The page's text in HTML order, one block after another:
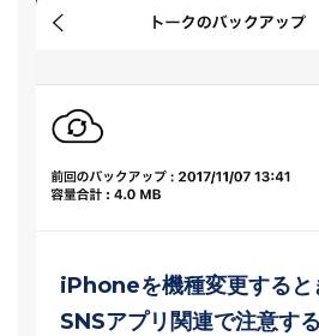
iPhoneを機種変更すると
SNSアプリ関連で注意す